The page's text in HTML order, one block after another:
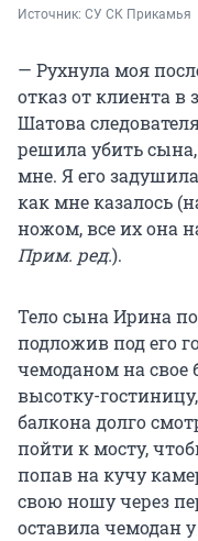
Источник: СУ СК Прикамья
— Рухнула моя
отказ от клиента
Шатова
решила убить
мне. Я его
как мне казалось
ножом, все их она
Прим. ред.).
Тело сына Ирина
подложив под его
чемоданом на свое
высотку-
балкона долго
пойти к мосту,
попав на кучу
свою ношу через
оставила чемодан